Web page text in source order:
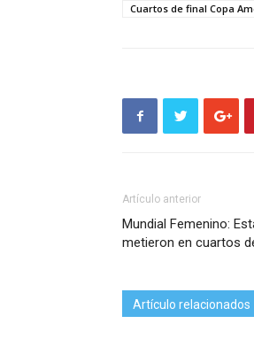
Cuartos de final Copa
Artículo anterior
Mundial Femenino:
metieron en cuartos
Artículo relacionados